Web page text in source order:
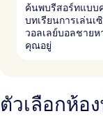
ค้นพบรีสอร์ทแบบ
บทเรียนการเล่นเ
วอลเลย์บอลชาย
คุณอยู่
ตัวเลือกห้อ